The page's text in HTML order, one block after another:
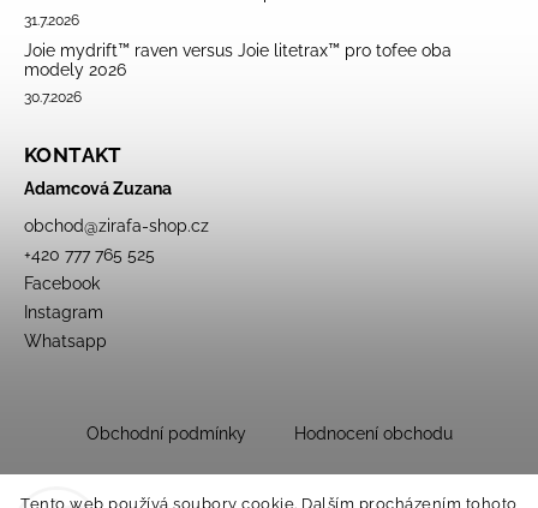
Tento web používá soubory cookie. Dalším procházením tohoto
31.7.2026
Joie mydrift™ raven versus Joie litetrax™ pro tofee oba
modely 2026
30.7.2026
KONTAKT
Adamcová Zuzana
obchod@zirafa-shop.cz
+420 777 765 525
Facebook
Instagram
Whatsapp
Obchodní podmínky Hodnocení obchodu